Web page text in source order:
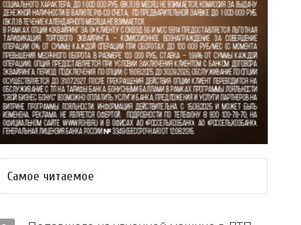
Самое читаемое